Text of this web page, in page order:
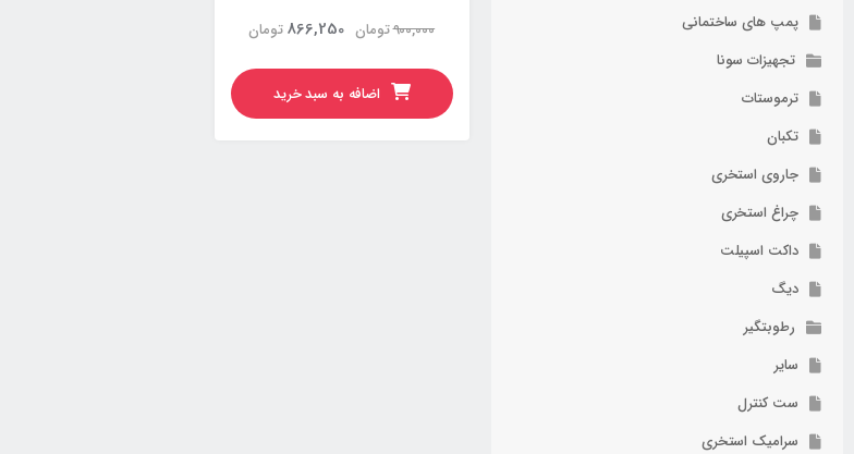
پمپ های ساختمانی
تجهیزات سونا
ترموستات
تکبان
جاروی استخری
چراغ استخری
داکت اسپیلت
دیگ
رطوبتگیر
سایر
ست کنترل
سرامیک استخری
تومان900,000 تومان866,250
اضافه به سبد خرید